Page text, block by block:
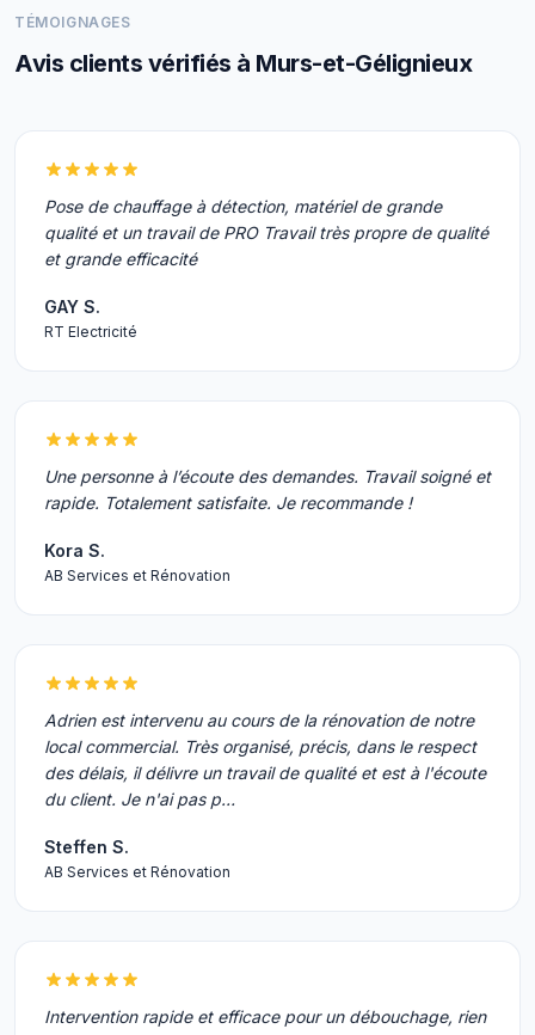
TÉMOIGNAGES
Avis clients vérifiés à Murs-et-Gélignieux
Pose de chauffage à détection, matériel de grande
qualité et un travail de PRO Travail très propre de qualité
et grande efficacité
GAY S.
RT Electricité
Une personne à l’écoute des demandes. Travail soigné et
rapide. Totalement satisfaite. Je recommande !
Kora S.
AB Services et Rénovation
Adrien est intervenu au cours de la rénovation de notre
local commercial. Très organisé, précis, dans le respect
des délais, il délivre un travail de qualité et est à l'écoute
du client. Je n'ai pas p…
Steffen S.
AB Services et Rénovation
Intervention rapide et efficace pour un débouchage, rien